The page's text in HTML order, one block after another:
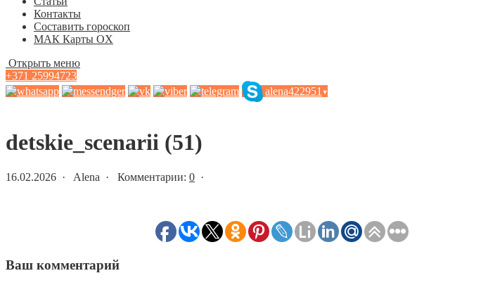
Контакты
Составить гороскоп
МАК Карты OХ
Открыть меню
+371 25994723
alena422951 ▾
detskie_scenarii (51)
16.02.2026 · Alena · Комментарии: 0 ·
Ваш комментарий